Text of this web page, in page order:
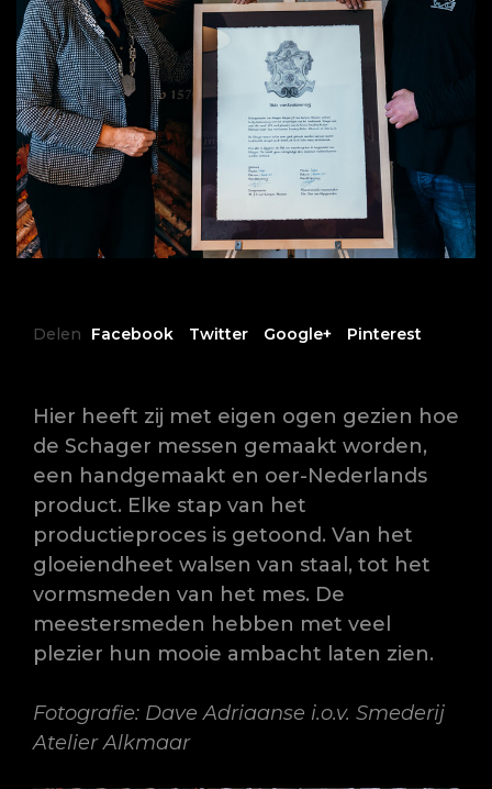
Delen Facebook Twitter Google+ Pinterest
Hier heeft zij met eigen ogen gezien hoe
de Schager messen gemaakt worden,
een handgemaakt en oer-Nederlands
product. Elke stap van het
productieproces is getoond. Van het
gloeiendheet walsen van staal, tot het
vormsmeden van het mes. De
meestersmeden hebben met veel
plezier hun mooie ambacht laten zien.
Fotografie: Dave Adriaanse i.o.v. Smederij
Atelier Alkmaar